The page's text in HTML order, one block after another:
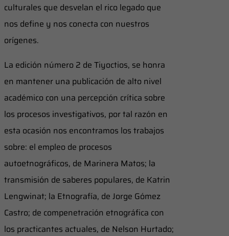
culturales que desvelan el rico legado que
nos define y nos conecta con nuestros
orígenes.
La edición número 2 de Tiyoctios, se honra
en mantener una publicación de alto nivel
académico con una percepción crítica sobre
los procesos investigativos, por tal razón en
esta ocasión nos encontramos los trabajos
sobre: el empleo de procesos
autoetnográficos, de Marinera Matos; la
transmisión de saberes populares, de Katrin
Lengwinat; la Etnografía, de Jorge Gómez
Castro; de compenetración etnográfica con
los practicantes actuales, de Nelson Hurtado;